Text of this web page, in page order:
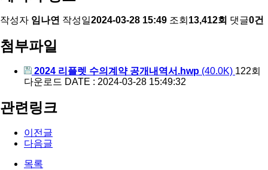
작성자 임나연 작성일2024-03-28 15:49 조회 13,412회 댓글0건
첨부파일
2024 리플렛 수의계약 공개내역서.hwp (40.0K) 122회
다운로드 DATE : 2024-03-28 15:49:32
관련링크
이전글
다음글
목록